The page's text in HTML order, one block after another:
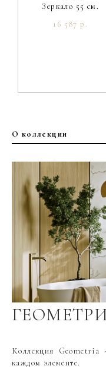
Зеркало 55 см.
16 587 р.
О коллекции
Коллекция Geometria
каждом элементе.